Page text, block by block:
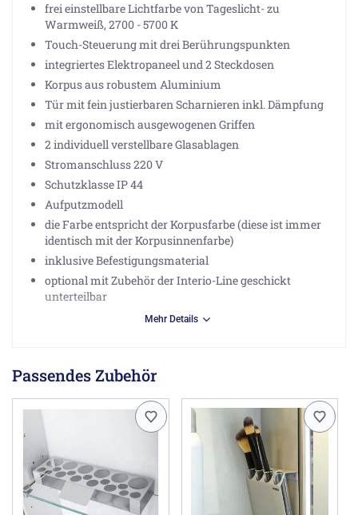
frei einstellbare Lichtfarbe von Tageslicht- zu
Warmweiß, 2700 - 5700 K
Touch-Steuerung mit drei Berührungspunkten
integriertes Elektropaneel und 2 Steckdosen
Korpus aus robustem Aluminium
Tür mit fein justierbaren Scharnieren inkl. Dämpfung
mit ergonomisch ausgewogenen Griffen
2 individuell verstellbare Glasablagen
Stromanschluss 220 V
Schutzklasse IP 44
Aufputzmodell
die Farbe entspricht der Korpusfarbe (diese ist immer
identisch mit der Korpusinnenfarbe)
inklusive Befestigungsmaterial
optional mit Zubehör der Interio-Line geschickt
unterteilbar
Grünkraut-Gullen DE, info@sprinz.eu
Mehr Details
Passendes Zubehör